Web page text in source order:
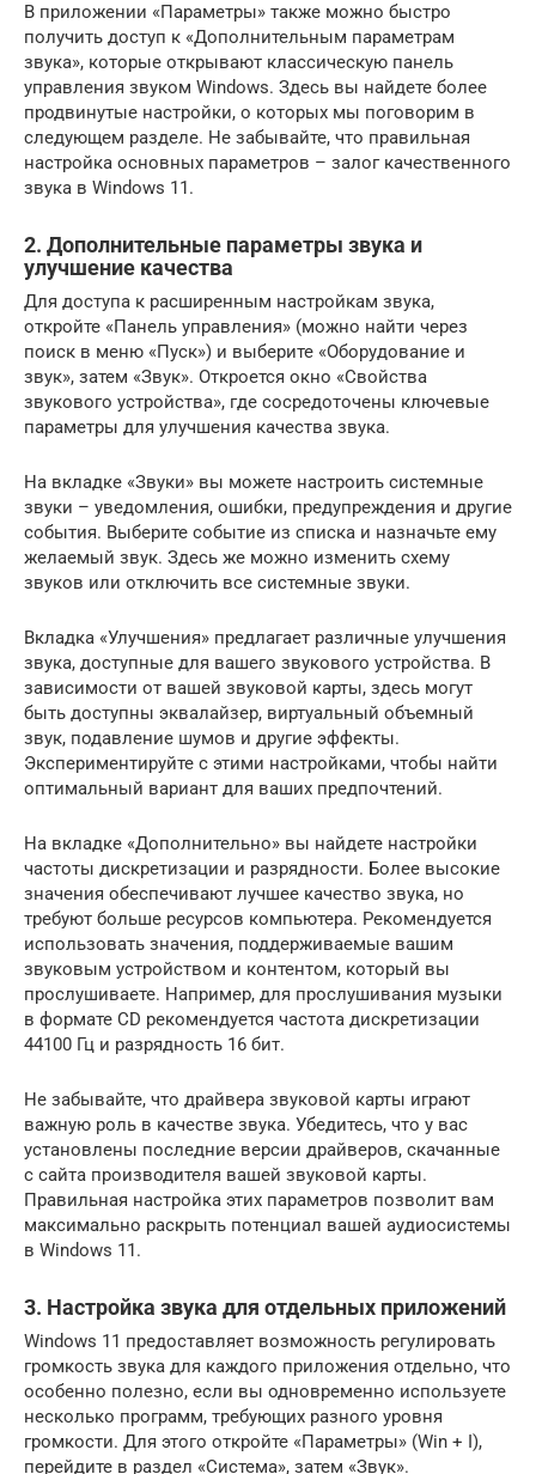
В приложении «Параметры» также можно быстро
получить доступ к «Дополнительным параметрам
звука», которые открывают классическую панель
управления звуком Windows. Здесь вы найдете более
продвинутые настройки, о которых мы поговорим в
следующем разделе. Не забывайте, что правильная
настройка основных параметров – залог качественного
звука в Windows 11.
2. Дополнительные параметры звука и
улучшение качества
Для доступа к расширенным настройкам звука,
откройте «Панель управления» (можно найти через
поиск в меню «Пуск») и выберите «Оборудование и
звук», затем «Звук». Откроется окно «Свойства
звукового устройства», где сосредоточены ключевые
параметры для улучшения качества звука.
На вкладке «Звуки» вы можете настроить системные
звуки – уведомления, ошибки, предупреждения и другие
события. Выберите событие из списка и назначьте ему
желаемый звук. Здесь же можно изменить схему
звуков или отключить все системные звуки.
Вкладка «Улучшения» предлагает различные улучшения
звука, доступные для вашего звукового устройства. В
зависимости от вашей звуковой карты, здесь могут
быть доступны эквалайзер, виртуальный объемный
звук, подавление шумов и другие эффекты.
Экспериментируйте с этими настройками, чтобы найти
оптимальный вариант для ваших предпочтений.
На вкладке «Дополнительно» вы найдете настройки
частоты дискретизации и разрядности. Более высокие
значения обеспечивают лучшее качество звука, но
требуют больше ресурсов компьютера. Рекомендуется
использовать значения, поддерживаемые вашим
звуковым устройством и контентом, который вы
прослушиваете. Например, для прослушивания музыки
в формате CD рекомендуется частота дискретизации
44100 Гц и разрядность 16 бит.
Не забывайте, что драйвера звуковой карты играют
важную роль в качестве звука. Убедитесь, что у вас
установлены последние версии драйверов, скачанные
с сайта производителя вашей звуковой карты.
Правильная настройка этих параметров позволит вам
максимально раскрыть потенциал вашей аудиосистемы
в Windows 11.
3. Настройка звука для отдельных приложений
Windows 11 предоставляет возможность регулировать
громкость звука для каждого приложения отдельно, что
особенно полезно, если вы одновременно используете
несколько программ, требующих разного уровня
громкости. Для этого откройте «Параметры» (Win + I),
перейдите в раздел «Система», затем «Звук».